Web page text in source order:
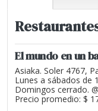
El mundo en un
Asiaka. Soler 4767,
Lunes a sábados de
Domingos cerrado.
Precio promedio: $